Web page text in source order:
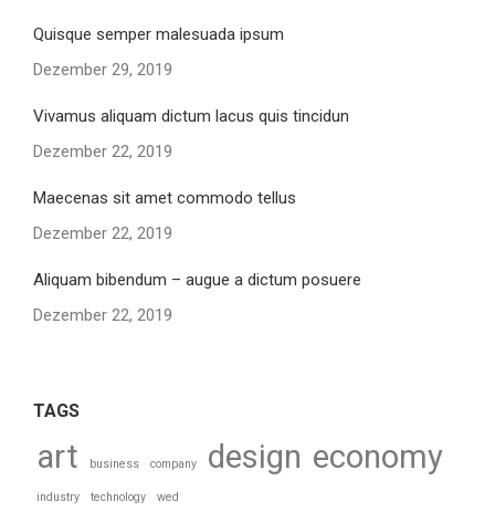
Quisque semper malesuada ipsum
Dezember 29, 2019
Vivamus aliquam dictum lacus quis tincidun
Dezember 22, 2019
Maecenas sit amet commodo tellus
Dezember 22, 2019
Aliquam bibendum – augue a dictum posuere
Dezember 22, 2019
TAGS
art business company design economy
industry technology wed